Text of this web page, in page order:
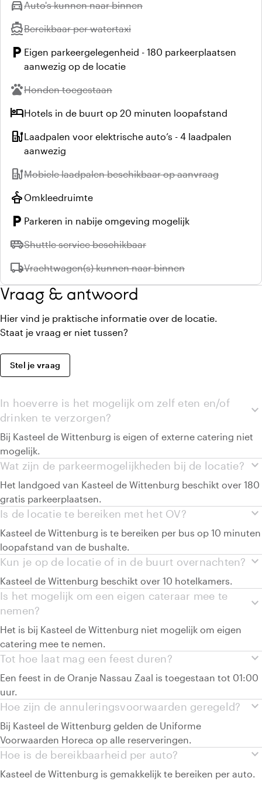
directions_carNiet beschikbaar:
Auto's kunnen naar binnen
directions_boatNiet beschikbaar:
Bereikbaar per watertaxi
local_parking Eigen parkeergelegenheid - 180 parkeerplaatsen
aanwezig op de locatie
petsNiet beschikbaar:
Honden toegestaan
hotelHotels in de buurt op 20 minuten loopafstand
ev_stationLaadpalen voor elektrische auto’s - 4 laadpalen
aanwezig
ev_stationNiet beschikbaar:
Mobiele laadpalen beschikbaar op aanvraag
styler Omkleedruimte
local_parking Parkeren in nabije omgeving mogelijk
airport_shuttleNiet beschikbaar:
Shuttle service beschikbaar
local_shippingNiet beschikbaar:
Vrachtwagen(s) kunnen naar binnen
Vraag & antwoord
Hier vind je praktische informatie over de locatie.
Staat je vraag er niet tussen?
Stel je vraag
expand_more
In hoeverre is het mogelijk om zelf eten en/of
drinken te verzorgen?
Bij Kasteel de Wittenburg is eigen of externe catering niet
mogelijk.
expand_more
Wat zijn de parkeermogelijkheden bij de locatie?
Het landgoed van Kasteel de Wittenburg beschikt over 180
gratis parkeerplaatsen.
expand_more
Is de locatie te bereiken met het OV?
Kasteel de Wittenburg is te bereiken per bus op 10 minuten
loopafstand van de bushalte.
expand_more
Kun je op de locatie of in de buurt overnachten?
Kasteel de Wittenburg beschikt over 10 hotelkamers.
expand_more
Is het mogelijk om een eigen cateraar mee te
nemen?
Het is bij Kasteel de Wittenburg niet mogelijk om eigen
catering mee te nemen.
expand_more
Tot hoe laat mag een feest duren?
Een feest in de Oranje Nassau Zaal is toegestaan tot 01:00
uur.
expand_more
Hoe zijn de annuleringsvoorwaarden geregeld?
Bij Kasteel de Wittenburg gelden de Uniforme
Voorwaarden Horeca op alle reserveringen.
expand_more
Hoe is de bereikbaarheid per auto?
Kasteel de Wittenburg is gemakkelijk te bereiken per auto.